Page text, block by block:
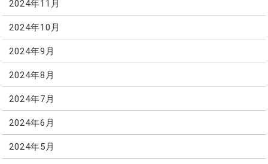
2024年11月
2024年10月
2024年9月
2024年8月
2024年7月
2024年6月
2024年5月